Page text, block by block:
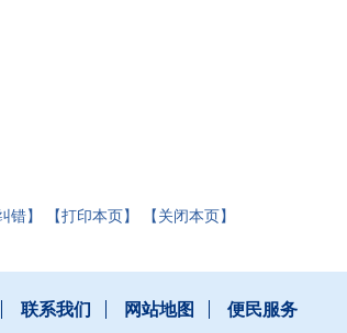
错】 【打印本页】 【关闭本页】
联系我们 网站地图 便民服务